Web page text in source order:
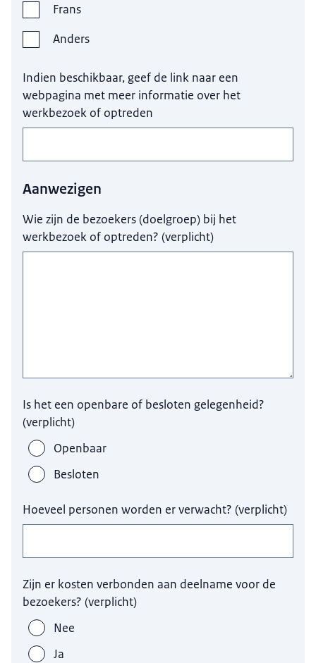
Frans
Anders
Indien beschikbaar, geef de link naar een
webpagina met meer informatie over het
werkbezoek of optreden
Aanwezigen
Wie zijn de bezoekers (doelgroep) bij het
werkbezoek of optreden? (verplicht)
Is het een openbare of besloten gelegenheid?
(verplicht)
Openbaar
Besloten
Hoeveel personen worden er verwacht? (verplicht)
Zijn er kosten verbonden aan deelname voor de
bezoekers? (verplicht)
Nee
Ja